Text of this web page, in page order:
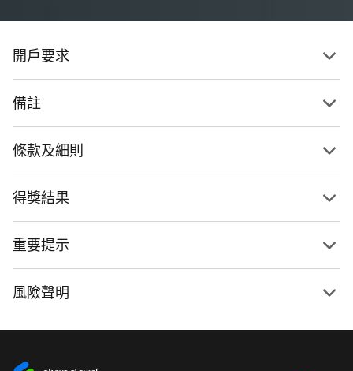
進入主頁後，於「存款」選擇「立即申請」
點選「 Premium理財」並按「立即升級」
開戶要求
備註
條款及細則
得獎結果
重要提示
風險聲明